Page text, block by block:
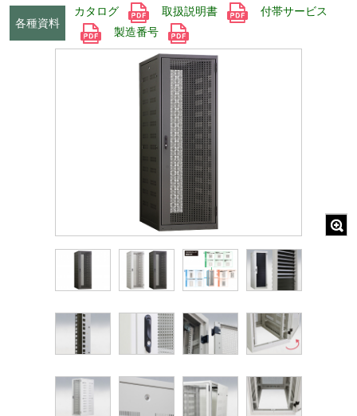
各種資料
カタログ 取扱説明書
付帯サービス
製造番号